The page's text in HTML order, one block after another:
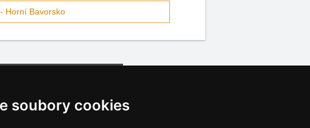
soubory cookies
Horní Bavorsko